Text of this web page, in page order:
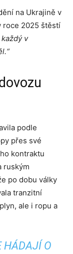
na Ukrajině v
roce 2025 štěstí
v
podle
přes své
kontraktu
ruským
po dobu války
tranzitní
ale i ropu a
HÁDAJÍ O